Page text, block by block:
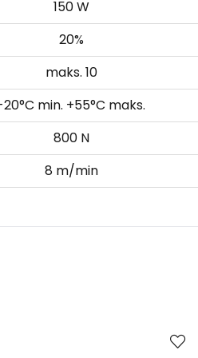
150 W
20%
maks. 10
min. +55°C maks.
800 N
8 m/min